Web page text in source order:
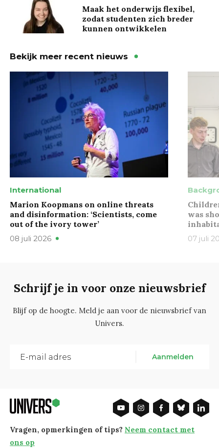
Maak het onderwijs flexibel,
zodat studenten zich breder
kunnen ontwikkelen
Bekijk meer recent nieuws
International
Marion Koopmans on online threats
and disinformation: ‘Scientists, come
out of the ivory tower’
08 juli 2026
was
07 juli
Schrijf je in voor onze nieuwsbrief
Blijf op de hoogte. Meld je aan voor de nieuwsbrief van
Univers.
Aanmelden
Vragen, opmerkingen of tips? Neem contact met
ons op